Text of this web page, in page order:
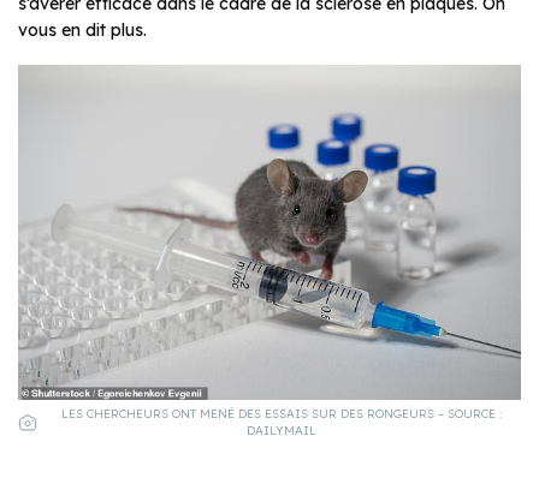
vous en dit plus.
LES CHERCHEURS ONT MENÉ DES ESSAIS SUR DES RONGEURS – SOURCE :
DAILYMAIL